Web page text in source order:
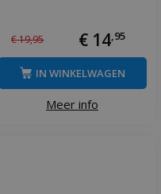
€19,95 € 14 95
Meer info
IN WINKELWAGEN